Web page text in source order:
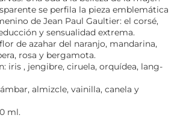
se perfila la pieza emblemática
de Jean Paul Gaultier: el corsé,
y sensualidad extrema.
de azahar del naranjo, mandarina,
rosa y bergamota.
iris , jengibre, ciruela, orquídea, lang-
almizcle, vainilla, canela y
ml.